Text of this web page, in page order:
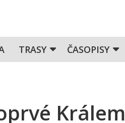
TRASY ČASOPISY
Králem